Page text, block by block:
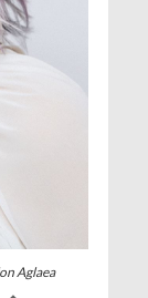
Aglaea